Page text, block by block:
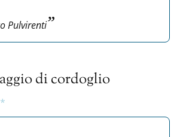
Pulvirenti
di cordoglio